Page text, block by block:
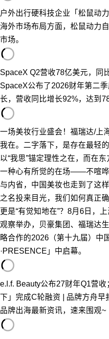
户外出行硬科技企业「松鼠动
海外市场布局方面，松鼠动力
市场。
SpaceX Q2营收78亿美元，同
SpaceX公布了2026财年第二
长，营收同比增长92%，达到
一场美妆行业盛会！福瑞达/上
我在。二字落下，是存在最轻
以“我思”锚定理性之在，而在
一种心有所觉的在场——不喧
与内省，中国美妆也走到了这
之名投来目光，我们如何真正
更是“有觉知地在”？8月6日，
观察举办，贝豪集团、福瑞达
略合作的2026（第十九届）中
·PRESENCE」中启幕。
e.l.f. Beauty公布27财年Q1营
下」完成C轮融资 | 品牌方舟早
品牌出海最新资讯，速来围观~